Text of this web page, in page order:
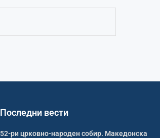
Последни вести
52-ри црковно-народен собир. Македонска